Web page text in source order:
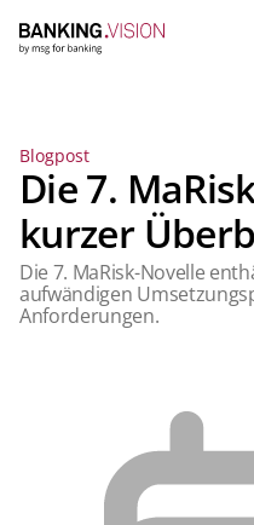
Blogpost
Die 7.
kurzer
Die 7. MaRisk-Novelle
aufwändigen
Anforderungen.